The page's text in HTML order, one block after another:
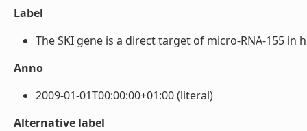
Label
The SKI gene is a direct target of micro-RNA-155
Anno
2009-01-01T00:00:00+01:00 (literal)
Alternative label